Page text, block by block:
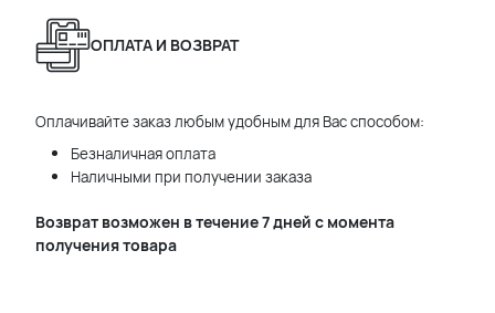
ОПЛАТА И ВОЗВРАТ
Оплачивайте заказ любым удобным для Вас способом:
Безналичная оплата
Наличными при получении заказа
Возврат возможен в течение 7 дней с момента
получения товара